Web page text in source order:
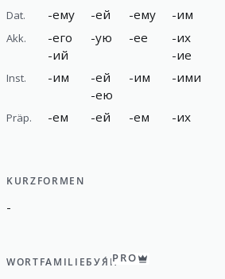
Dat. -ему -ей -ему -им
Akk. -его
-ий
-ую -ее -их
-ие
Inst. -им -ей
-ею
-им -ими
Präp. -ем -ей -ем -их
KURZFORMEN
-
WORTFAMILIEБУЯ́НPRO